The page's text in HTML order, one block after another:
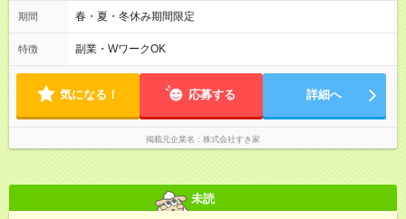
のみ勤務可能です（18歳未満の深夜業務禁止のため） ★深夜で
す。 必ず、2名以上での勤務を行いますので、安心して働けま
す。
期間 春・夏・冬休み期間限定
特徴 副業・WワークOK
気になる！ 応募する 詳細へ
掲載元企業名 株式会社すき家
未読